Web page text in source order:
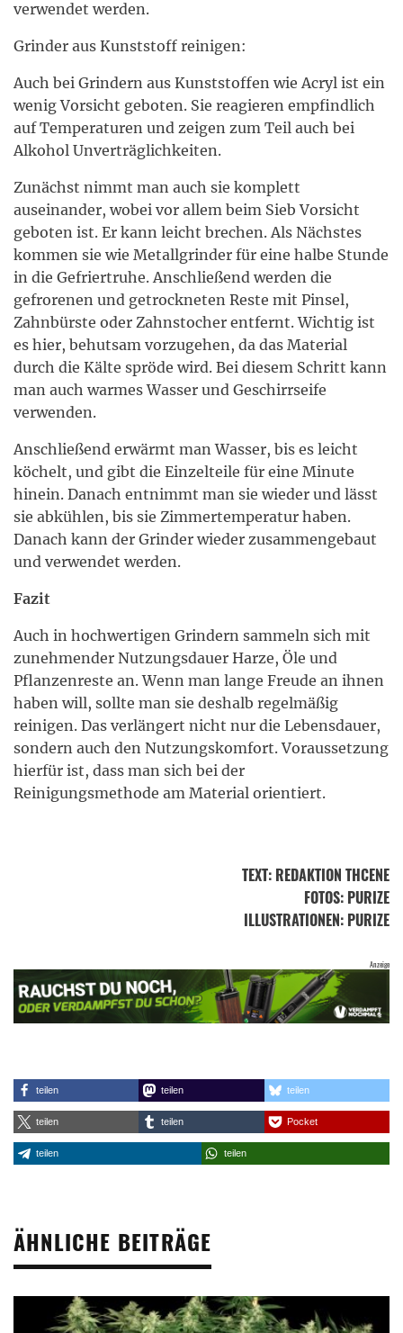
verwendet werden.
Grinder aus Kunststoff reinigen:
Auch bei Grindern aus Kunststoffen wie Acryl ist ein
wenig Vorsicht geboten. Sie reagieren empfindlich
auf Temperaturen und zeigen zum Teil auch bei
Alkohol Unverträglichkeiten.
Zunächst nimmt man auch sie komplett
auseinander, wobei vor allem beim Sieb Vorsicht
geboten ist. Er kann leicht brechen. Als Nächstes
kommen sie wie Metallgrinder für eine halbe Stunde
in die Gefriertruhe. Anschließend werden die
gefrorenen und getrockneten Reste mit Pinsel,
Zahnbürste oder Zahnstocher entfernt. Wichtig ist
es hier, behutsam vorzugehen, da das Material
durch die Kälte spröde wird. Bei diesem Schritt kann
man auch warmes Wasser und Geschirrseife
verwenden.
Anschließend erwärmt man Wasser, bis es leicht
köchelt, und gibt die Einzelteile für eine Minute
hinein. Danach entnimmt man sie wieder und lässt
sie abkühlen, bis sie Zimmertemperatur haben.
Danach kann der Grinder wieder zusammengebaut
und verwendet werden.
Fazit
Auch in hochwertigen Grindern sammeln sich mit
zunehmender Nutzungsdauer Harze, Öle und
Pflanzenreste an. Wenn man lange Freude an ihnen
haben will, sollte man sie deshalb regelmäßig
reinigen. Das verlängert nicht nur die Lebensdauer,
sondern auch den Nutzungskomfort. Voraussetzung
hierfür ist, dass man sich bei der
Reinigungsmethode am Material orientiert.
TEXT: REDAKTION THCENE
FOTOS: PURIZE
ILLUSTRATIONEN: PURIZE
teilen teilen teilen
teilen teilen Pocket
teilen teilen
ÄHNLICHE BEITRÄGE